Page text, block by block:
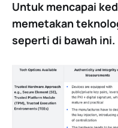
Untuk mencapai
memetakan
seperti di bawah ini.